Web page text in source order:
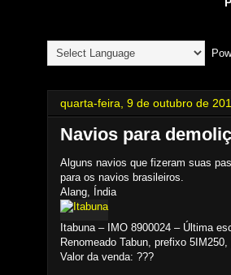
quarta-feira, 9 de outubro de
Navios para
Alguns navios que fizeram suas
para os navios brasileiros.
Alang, Índia
Itabuna – IMO 8900024 – Última
Renomeado Tabun, prefixo
Valor da venda: ???